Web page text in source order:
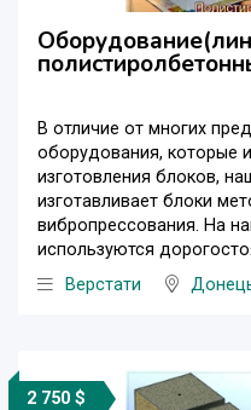
В отличие от многих
оборудования, которые
изготовления блоков,
изготавливает блоки
вибропрессования. На
используются
Верстати
2 750 $